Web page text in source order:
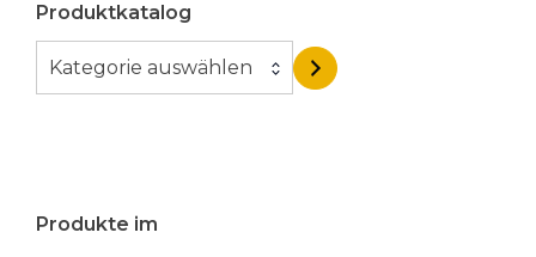
Produktkatalog
a
r
Kategorie auswählen
Produkte im